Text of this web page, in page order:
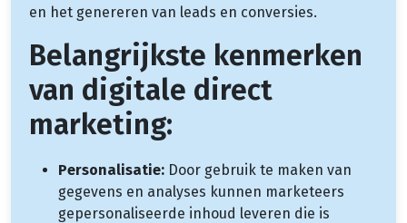
en het genereren van leads en conversies.
Belangrijkste kenmerken
van digitale direct
marketing:
Personalisatie: Door gebruik te maken van
gegevens en analyses kunnen marketeers
gepersonaliseerde inhoud leveren die is